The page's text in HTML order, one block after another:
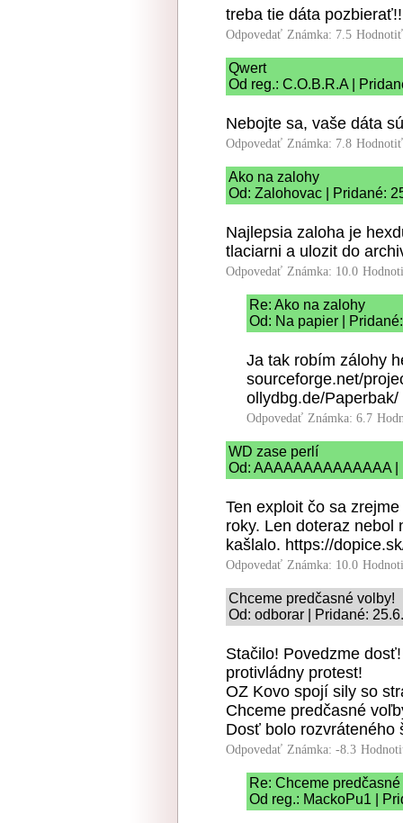
treba tie dáta pozbierať!!
Odpovedať Známka: 7.5
Qwert
Od reg.: C.O.B.R.A |
Nebojte sa, vaše dáta
Odpovedať Známka: 7.8
Ako na zalohy
Od: Zalohovac | Pridané:
Najlepsia zaloha je
tlaciarni a ulozit do
Odpovedať Známka: 10.0
Re: Ako na zalohy
Od: Na papier |
Ja tak robím zálohy
sourceforge.net/
ollydbg.de/Paperbak/
Odpovedať Známka: 6.7
WD zase perlí
Od: AAAAAAAAAAAAAA
Ten exploit čo sa
roky. Len doteraz nebol
kašlalo. https://
Odpovedať Známka: 10.0
Chceme predčasné volby!
Od: odborar | Pridané:
Stačilo! Povedzme
protivládny protest!
OZ Kovo spojí sily so
Chceme predčasné
Dosť bolo rozvráteného
Odpovedať Známka: -8.3
Re: Chceme
Od reg.: MackoPu1 |